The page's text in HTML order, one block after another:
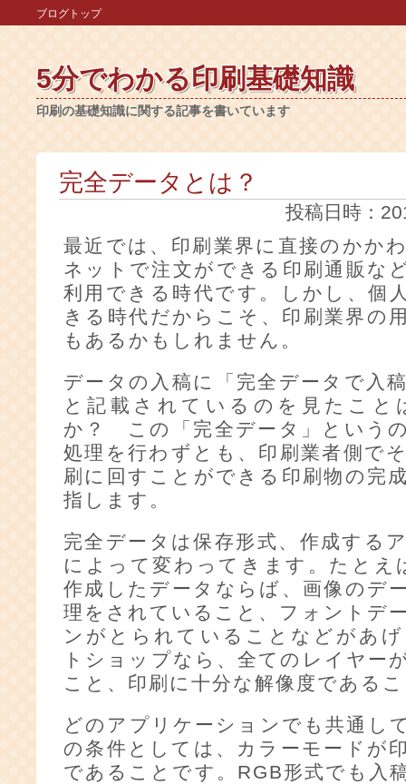
ブログトップ
5分でわかる印刷基礎知識
印刷の基礎知識に関する記事を書いています
完全データとは？
投稿日時：
最近では、印刷業界に直接のかか
ネットで注文ができる印刷通販な
利用できる時代です。しかし、個
きる時代だからこそ、印刷業界の
もあるかもしれません。
データの入稿に「完全データで入
と記載されているのを見たこと
か？ この「完全データ」という
処理を行わずとも、印刷業者側で
刷に回すことができる印刷物の完
指します。
完全データは保存形式、作成する
によって変わってきます。たと
作成したデータならば、画像のデ
理をされていること、フォントデ
ンがとられていることなどがあ
トショップなら、全てのレイヤー
こと、印刷に十分な解像度である
どのアプリケーションでも共通し
の条件としては、カラーモードが
であることです。RGB形式でも入